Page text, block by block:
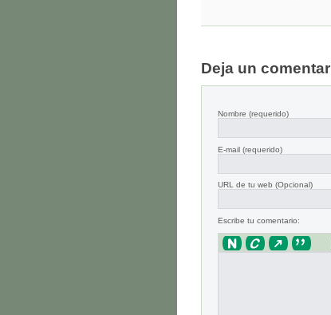
Deja un
Nombre (requerido)
E-mail (requerido)
URL de tu web (Opcional)
Escribe tu comentario: